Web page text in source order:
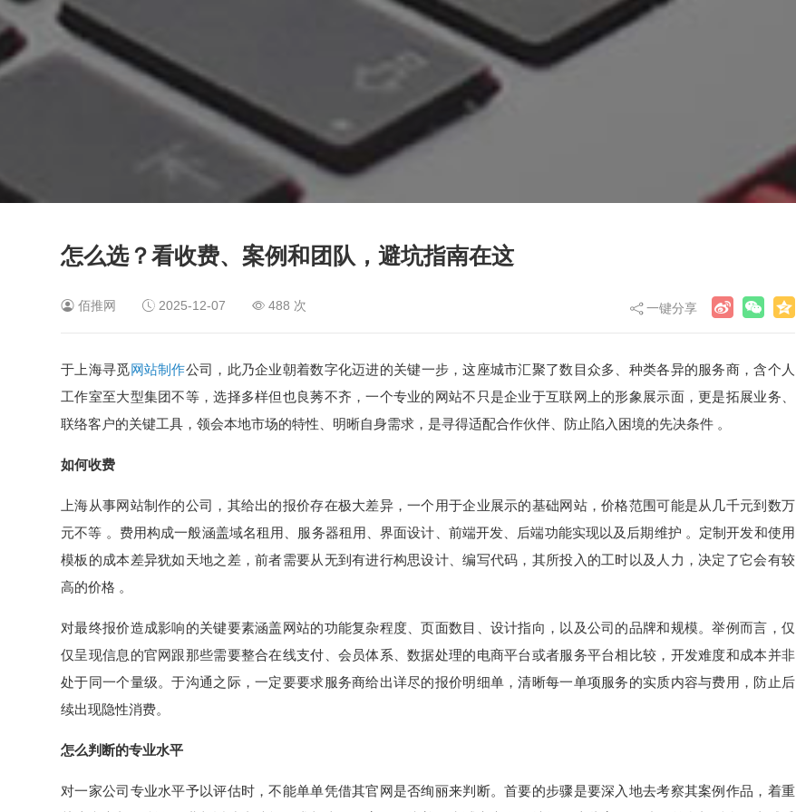
怎么选？看收费、案例和团队，避坑指南在这
佰推网 2025-12-07 488 次 一键分享
于上海寻觅网站制作公司，此乃企业朝着数字化迈进的关键一步，这座城市汇聚了数目众多、种类各异的服务商，含个人
工作室至大型集团不等，选择多样但也良莠不齐，一个专业的网站不只是企业于互联网上的形象展示面，更是拓展业务、
联络客户的关键工具，领会本地市场的特性、明晰自身需求，是寻得适配合作伙伴、防止陷入困境的先决条件 。
如何收费
上海从事网站制作的公司，其给出的报价存在极大差异，一个用于企业展示的基础网站，价格范围可能是从几千元到数万
元不等 。费用构成一般涵盖域名租用、服务器租用、界面设计、前端开发、后端功能实现以及后期维护 。定制开发和使用
模板的成本差异犹如天地之差，前者需要从无到有进行构思设计、编写代码，其所投入的工时以及人力，决定了它会有较
高的价格 。
对最终报价造成影响的关键要素涵盖网站的功能复杂程度、页面数目、设计指向，以及公司的品牌和规模。举例而言，仅
仅呈现信息的官网跟那些需要整合在线支付、会员体系、数据处理的电商平台或者服务平台相比较，开发难度和成本并非
处于同一个量级。于沟通之际，一定要要求服务商给出详尽的报价明细单，清晰每一单项服务的实质内容与费用，防止后
续出现隐性消费。
怎么判断的专业水平
对一家公司专业水平予以评估时，不能单单凭借其官网是否绚丽来判断。首要的步骤是要深入地去考察其案例作品，着重